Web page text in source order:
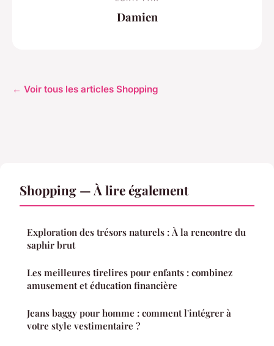
Damien
← Voir tous les articles Shopping
Shopping — À lire également
Exploration des trésors naturels : À la rencontre du
saphir brut
Les meilleures tirelires pour enfants : combinez
amusement et éducation financière
Jeans baggy pour homme : comment l'intégrer à
votre style vestimentaire ?